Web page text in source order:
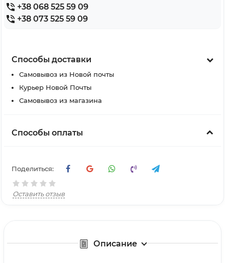
+38 068 525 59 09
+38 073 525 59 09
Способы доставки
Самовывоз из Новой почты
Курьер Новой Почты
Самовывоз из магазина
Способы оплаты
Поделиться:
Оставить отзыв
Описание